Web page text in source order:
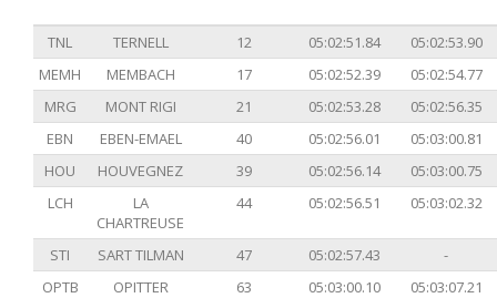
TNL TERNELL 12 05:02:51.84
05:02:53.90
MEMH
MEMBACH 17 05:02:52.39
05:02:54.77
MRG
MONT RIGI 21 05:02:53.28
05:02:56.35
EBN
EBEN-EMAEL 40 05:02:56.01
05:03:00.81
HOU
HOUVEGNEZ 39 05:02:56.14
05:03:00.75
LCH
LA
CHARTREUSE
44 05:02:56.51 05:03:02.32
STI SART TILMAN 47 05:02:57.43
-
OPTB
OPITTER 63 05:03:00.10
05:03:07.21